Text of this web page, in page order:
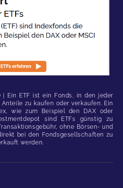
| Ein ETF ist ein Fonds, in den jeder
zu kaufen oder verkaufen. Ein
wie zum Beispiel den DAX oder
sind ETFs günstig zu
ohne Börsen- und
bei den Fondsgesellschaften zu
werden.